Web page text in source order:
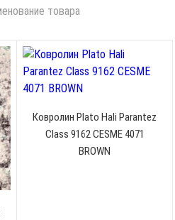
товара
Ковролин Plato Hali Parantez
Class 9162 CESME 4071
BROWN